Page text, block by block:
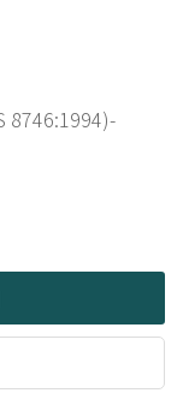
8746:1994)-